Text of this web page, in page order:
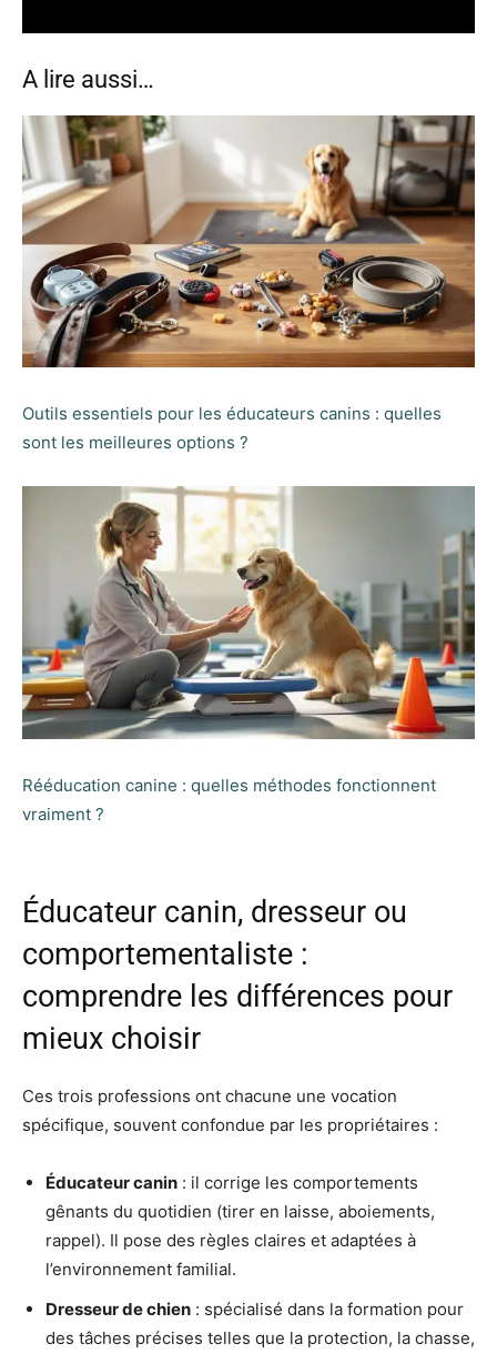
A lire aussi…
Outils essentiels pour les éducateurs canins : quelles
sont les meilleures options ?
Rééducation canine : quelles méthodes fonctionnent
vraiment ?
Éducateur canin, dresseur ou
comportementaliste :
comprendre les différences pour
mieux choisir
Ces trois professions ont chacune une vocation
spécifique, souvent confondue par les propriétaires :
Éducateur canin : il corrige les comportements
gênants du quotidien (tirer en laisse, aboiements,
rappel). Il pose des règles claires et adaptées à
l’environnement familial.
Dresseur de chien : spécialisé dans la formation pour
des tâches précises telles que la protection, la chasse,